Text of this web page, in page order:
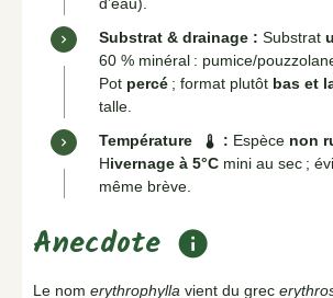
Substrat & drainage : Substrat
60 % minéral : pumice/
Pot percé ; format plutôt bas et
talle.
Température
thermostat : Espèce non
Hivernage à 5°C mini au sec ;
même brève.
Anecdote info
Le nom erythrophylla vient du grec